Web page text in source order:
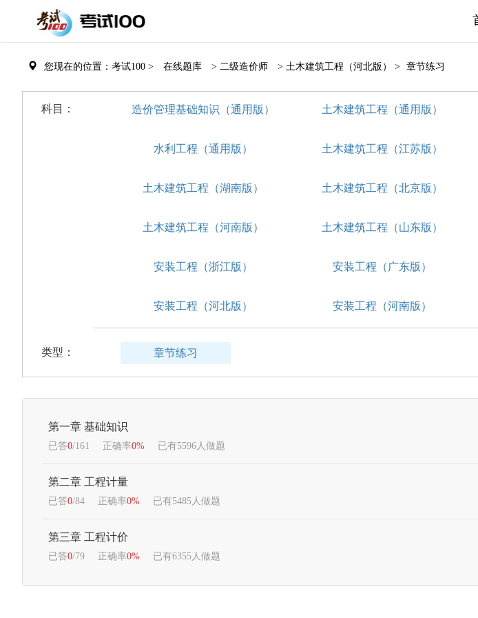
您现在的位置：考试100 > 在线题库 > 二级造价师 > 土木建筑工程（河北版） > 章节练习
科目： 造价管理基础知识（通用版） 土木建筑工程（通用版）
水利工程（通用版） 土木建筑工程（江苏版）
土木建筑工程（湖南版） 土木建筑工程（北京版）
土木建筑工程（河南版） 土木建筑工程（山东版）
安装工程（浙江版） 安装工程（广东版）
安装工程（河北版） 安装工程（河南版）
类型： 章节练习
第一章 基础知识
已答0/161 正确率0% 已有5596人做题
第二章 工程计量
已答0/84 正确率0% 已有5485人做题
第三章 工程计价
已答0/79 正确率0% 已有6355人做题